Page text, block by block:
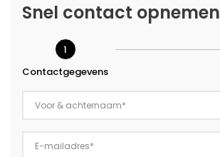
Snel contact opnemen
1
Contactgegevens